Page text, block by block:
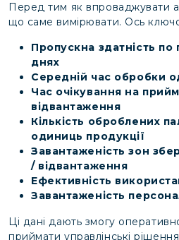
Перед тим як впроваджувати
що саме вимірювати. Ось
Пропускна здатність по
днях
Середній час обробки
Час очікування на
відвантаження
Кількість оброблених
одиниць продукції
Завантаженість зон
/ відвантаження
Ефективність
Завантаженість
Ці дані дають змогу
приймати управлінські